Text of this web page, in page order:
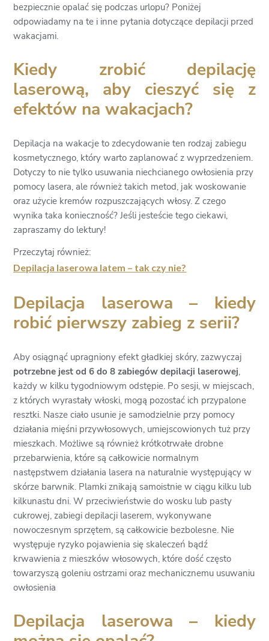
bezpiecznie opalać się podczas urlopu? Poniżej
odpowiadamy na te i inne pytania dotyczące depilacji przed
wakacjami.
Kiedy zrobić depilację
laserową, aby cieszyć się z
efektów na wakacjach?
Depilacja na wakacje to zdecydowanie ten rodzaj zabiegu
kosmetycznego, który warto zaplanować z wyprzedzeniem.
Dotyczy to nie tylko usuwania niechcianego owłosienia przy
pomocy lasera, ale również takich metod, jak woskowanie
oraz użycie kremów rozpuszczających włosy. Z czego
wynika taka konieczność? Jeśli jesteście tego ciekawi,
zapraszamy do lektury!
Przeczytaj również:
Depilacja laserowa latem – tak czy nie?
Depilacja laserowa – kiedy
robić pierwszy zabieg z serii?
Aby osiągnąć upragniony efekt gładkiej skóry, zazwyczaj
potrzebne jest od 6 do 8 zabiegów depilacji laserowej,
każdy w kilku tygodniowym odstępie. Po sesji, w miejscach,
z których wyrastały włoski, mogą pozostać ich przypalone
resztki. Nasze ciało usunie je samodzielnie przy pomocy
działania mięśni przywłosowych, umiejscowionych tuż przy
mieszkach. Możliwe są również krótkotrwałe drobne
przebarwienia, które są całkowicie normalnym
następstwem działania lasera na naturalnie występujący w
skórze barwnik. Plamki znikają samoistnie w ciągu kilku lub
kilkunastu dni. W przeciwieństwie do wosku lub pasty
cukrowej, zabiegi depilacji laserem, wykonywane
nowoczesnym sprzętem, są całkowicie bezbolesne. Nie
występuje ryzyko pojawienia się skaleczeń bądź
krwawienia z mieszków włosowych, które dość często
towarzyszą goleniu ostrzami oraz mechanicznemu usuwaniu
owłosienia
Depilacja laserowa – kiedy